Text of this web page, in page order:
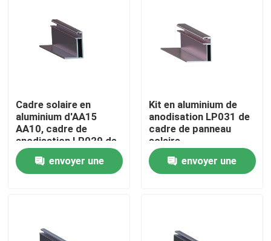
Maison
Produits
Vidéos
Cadre solaire en
aluminium d'AA15
AA10, cadre de
anodisation LP029 de
pile solaire
envoyer une
Kit en aluminium de
anodisation LP031 de
cadre de panneau
solaire
d'électrophorèse
anticorrosion de
cadre
envoyer une